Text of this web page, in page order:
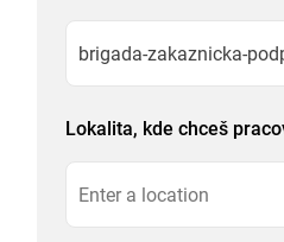
Lokalita, kde chceš